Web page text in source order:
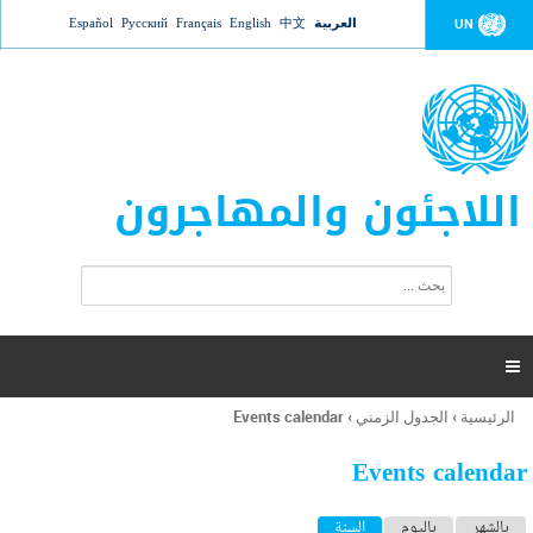
Jump to navigation UN العربية 中文
English
Français
Русский
Español
اللاجئون والمهاجرون
ت
ر
ل
ح
ب

أنت
هنا
الرئيسية › الجدول الزمني ›
Events calendar
Events calendar